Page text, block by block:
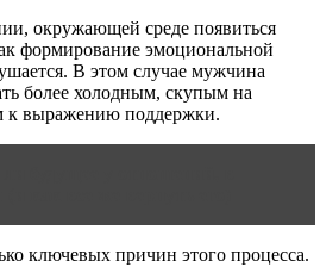
окружающей среде появиться
формирование эмоциональной
В этом случае мужчина
более холодным, скупым на
к выражению поддержки.
ключевых причин этого процесса.